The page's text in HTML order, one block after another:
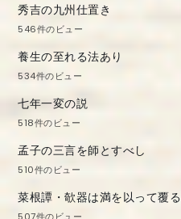
秀吉の九州仕置き
546件のビュー
養生の至れる法あり
534件のビュー
七年一変の説
518件のビュー
孟子の三言を師とすべし
510件のビュー
菜根譚・欹器は満を以って覆る